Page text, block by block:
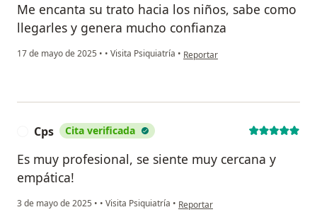
Me encanta su trato hacia los niños, sabe como
llegarles y genera mucho confianza
17 de mayo de 2025 • • Visita Psiquiatría • en opinión del usuario Gina Paola
Reportar
Cps Cita verificada
Es muy profesional, se siente muy cercana y
empática!
3 de mayo de 2025 • • Visita Psiquiatría • en opinión del usuario Cps
Reportar